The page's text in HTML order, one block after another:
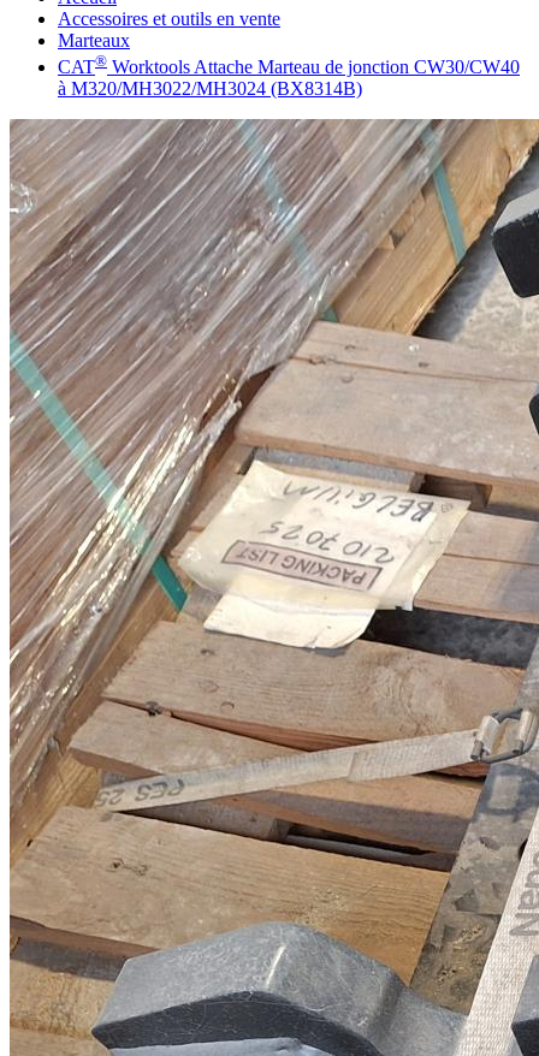
Accessoires et outils en vente
Marteaux
CAT® Worktools Attache Marteau de jonction CW30/CW40
à M320/MH3022/MH3024 (BX8314B)